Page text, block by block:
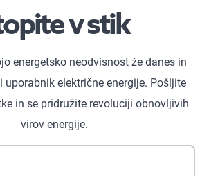
v stik
energetsko neodvisnost že danes in
uporabnik električne energije. Pošljite
in se pridružite revoluciji obnovljivih
virov energije.